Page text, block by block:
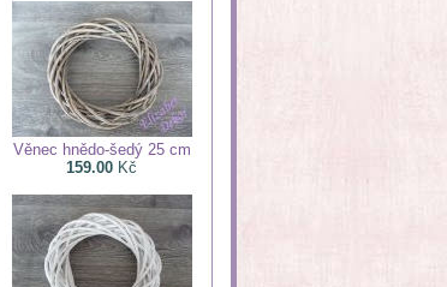
Věnec hnědo-šedý 25 cm
159.00 Kč